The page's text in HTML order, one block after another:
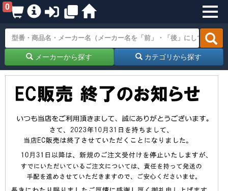
0
メーカーから探す カテゴリから探す